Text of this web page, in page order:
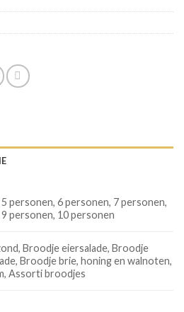
personen, 6 personen, 7 personen,
personen, 10 personen
Broodje eiersalade, Broodje
Broodje brie, honing en walnoten,
Assorti broodjes